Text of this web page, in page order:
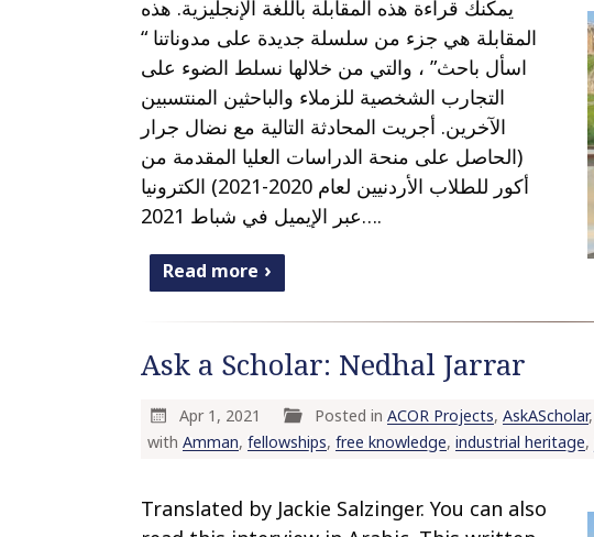
يمكنك قراءة هذه المقابلة باللغة الإنجليزية. هذه
المقابلة هي جزء من سلسلة جديدة على مدوناتنا “
اسأل باحث” ، والتي من خلالها نسلط الضوء على
التجارب الشخصية للزملاء والباحثين المنتسبين
الآخرين. أجريت المحادثة التالية مع نضال جرار
(الحاصل على منحة الدراسات العليا المقدمة من
أكور للطلاب الأردنيين لعام 2020-2021) الكترونيا
عبر الإيميل في شباط 2021….
Read more
Ask a Scholar: Nedhal Jarrar
Apr 1, 2021 Posted in ACOR Projects, AskAScholar,
withAmman,fellowships,free knowledge,industrial heritage,
Translated by Jackie Salzinger. You can also